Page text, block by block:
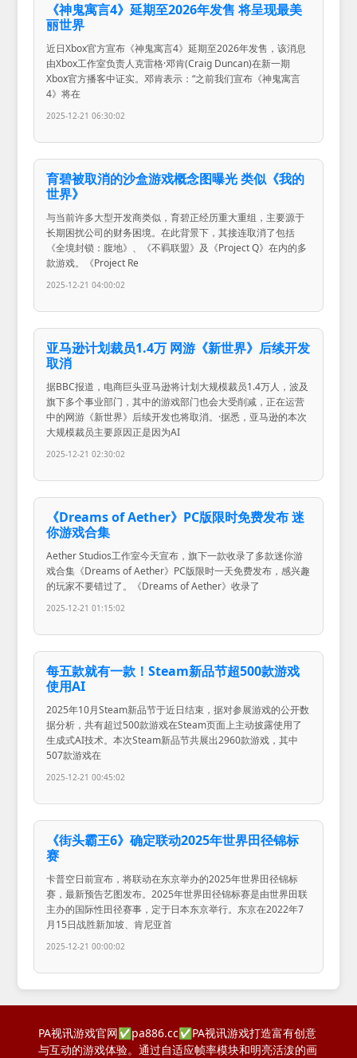
《神鬼寓言4》延期至2026年发售 将呈现最美
丽世界
近日Xbox官方宣布《神鬼寓言4》延期至2026年发售，该消息
由Xbox工作室负责人克雷格·邓肯(Craig Duncan)在新一期
Xbox官方播客中证实。邓肯表示：“之前我们宣布《神鬼寓言
4》将在
2025-12-21 06:30:02
育碧被取消的沙盒游戏概念图曝光 类似《我的
世界》
与当前许多大型开发商类似，育碧正经历重大重组，主要源于
长期困扰公司的财务困境。在此背景下，其接连取消了包括
《全境封锁：腹地》、《不羁联盟》及《Project Q》在内的多
款游戏。《Project Re
2025-12-21 04:00:02
亚马逊计划裁员1.4万 网游《新世界》后续开发
取消
据BBC报道，电商巨头亚马逊将计划大规模裁员1.4万人，波及
旗下多个事业部门，其中的游戏部门也会大受削减，正在运营
中的网游《新世界》后续开发也将取消。·据悉，亚马逊的本次
大规模裁员主要原因正是因为AI
2025-12-21 02:30:02
《Dreams of Aether》PC版限时免费发布 迷
你游戏合集
Aether Studios工作室今天宣布，旗下一款收录了多款迷你游
戏合集《Dreams of Aether》PC版限时一天免费发布，感兴趣
的玩家不要错过了。《Dreams of Aether》收录了
2025-12-21 01:15:02
每五款就有一款！Steam新品节超500款游戏
使用AI
2025年10月Steam新品节于近日结束，据对参展游戏的公开数
据分析，共有超过500款游戏在Steam页面上主动披露使用了
生成式AI技术。本次Steam新品节共展出2960款游戏，其中
507款游戏在
2025-12-21 00:45:02
《街头霸王6》确定联动2025年世界田径锦标
赛
卡普空日前宣布，将联动在东京举办的2025年世界田径锦标
赛，最新预告艺图发布。2025年世界田径锦标赛是由世界田联
主办的国际性田径赛事，定于日本东京举行。东京在2022年7
月15日战胜新加坡、肯尼亚首
2025-12-21 00:00:02
PA视讯游戏官网✅pa886.cc✅PA视讯游戏打造富有创意
与互动的游戏体验。通过自适应帧率模块和明亮活泼的画